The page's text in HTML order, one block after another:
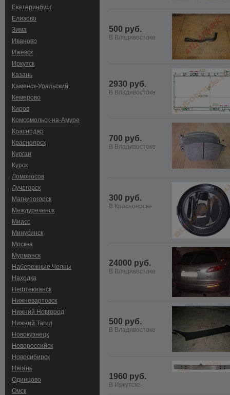
Екатеринбург
Елизово
Зима
Иваново
Ижевск
Иркутск
Казань
Каменск-Уральский
Кемерово
Киров
Комсомольск-на-Амуре
Краснодар
Красноярск
Курган
Курск
Ломоносов
Лучегорск
Магнитогорск
Междуреченск
Миасс
Минусинск
Москва
Мурманск
Набережные Челны
Находка
Нефтеюганск
Нижневартовск
Нижний Новгород
Нижний Тагил
Новокузнецк
Новороссийск
Новосибирск
Нягань
Одинцово
Омск
500 руб.
В Владивостоке
2930 руб.
В Владивостоке
700 руб.
В Владивостоке
300 руб.
В Красноярске
24000 руб.
В Владивостоке
500 руб.
В Владивостоке
1960 руб.
В Иркутске